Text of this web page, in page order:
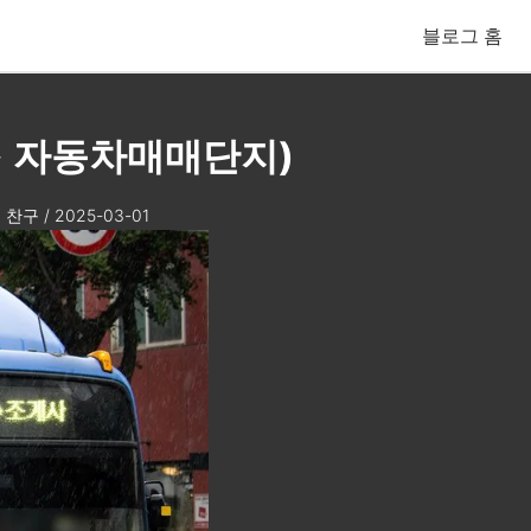
블로그 홈
동차매매단지)
찬구 / 2025-03-01